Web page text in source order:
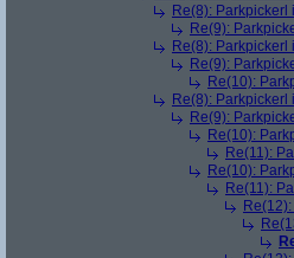
Re(8): Parkpickerl
Re(9):
Re(8): Parkpickerl
Re(9):
Re(10):
Re(8): Parkpickerl
Re(9):
Re(10):
Re(11):
Re(10):
Re(11):